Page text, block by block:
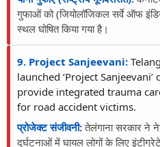
गुफाओं को (जियोलॉजिकल सर्वे ऑफ इंडिया
स्थल घोषित किया गया है।
9. Project Sanjeevani:
launched ‘Project
provide integrated trauma
for road accident victims.
प्रोजेक्ट संजीवनी:तेलंगाना सरकार ने
दुर्घटनाओं में घायल लोगों के लिए